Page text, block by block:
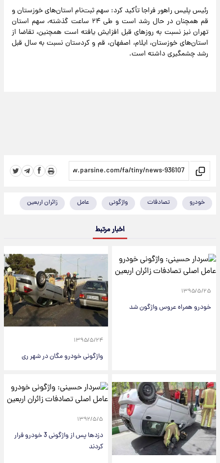
رئیس پلیس راهور فراجا تأکید کرد: سهم ثبت‌نام استان‌های خوزستان و
قم همچنان در حال رشد است و طی ۲۴ ساعت گذشته، سهم استان
تهران نیز نسبت به روز‌های قبل افزایش یافته است همچنین، تقاضا از
استان‌های خوزستان، ایلام، اصفهان، قم و کردستان نسبت به سال قبل
رشد چشمگیری داشته است.
خودرو تصادفات واژگونی عامل زائران اربعین
اخبار مرتبط
۱۳۹۵/۵/۲۵
خودرو همراه عروس واژگون شد
۱۳۹۵/۵/۲۴
واژگونی خودرو مگان در شهر ری
۱۳۹۲/۵/۵
دزد‌ها پس از واژگونی 3 خودرو فرار
کردند